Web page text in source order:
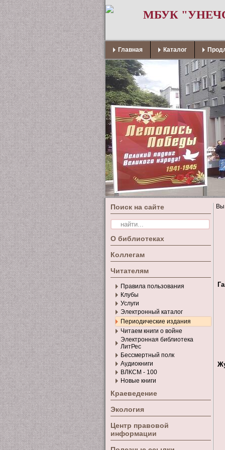
МБУК
Главная Каталог
Поиск на сайте
О библиотеках
Коллегам
Читателям
Правила пользования
Клубы
Услуги
Электронный каталог
Периодические издания
Читаем книги о войне
Электронная библиотека
ЛитРес
Бессмертный полк
Аудиокниги
ВЛКСМ - 100
Новые книги
Краеведение
Экология
Центр правовой
информации
Вы